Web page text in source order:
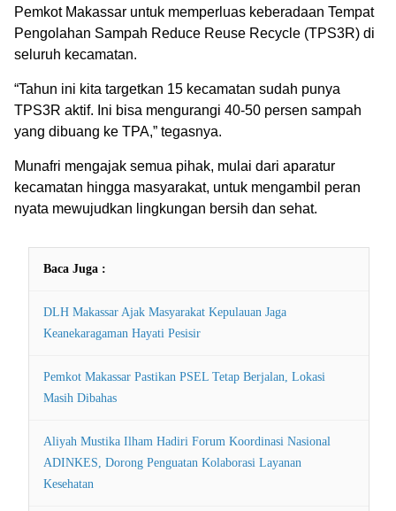
Pemkot Makassar untuk memperluas keberadaan Tempat
Pengolahan Sampah Reduce Reuse Recycle (TPS3R) di
seluruh kecamatan.
“Tahun ini kita targetkan 15 kecamatan sudah punya
TPS3R aktif. Ini bisa mengurangi 40-50 persen sampah
yang dibuang ke TPA,” tegasnya.
Munafri mengajak semua pihak, mulai dari aparatur
kecamatan hingga masyarakat, untuk mengambil peran
nyata mewujudkan lingkungan bersih dan sehat.
Baca Juga :
DLH Makassar Ajak Masyarakat Kepulauan Jaga
Keanekaragaman Hayati Pesisir
Pemkot Makassar Pastikan PSEL Tetap Berjalan, Lokasi
Masih Dibahas
Aliyah Mustika Ilham Hadiri Forum Koordinasi Nasional
ADINKES, Dorong Penguatan Kolaborasi Layanan
Kesehatan